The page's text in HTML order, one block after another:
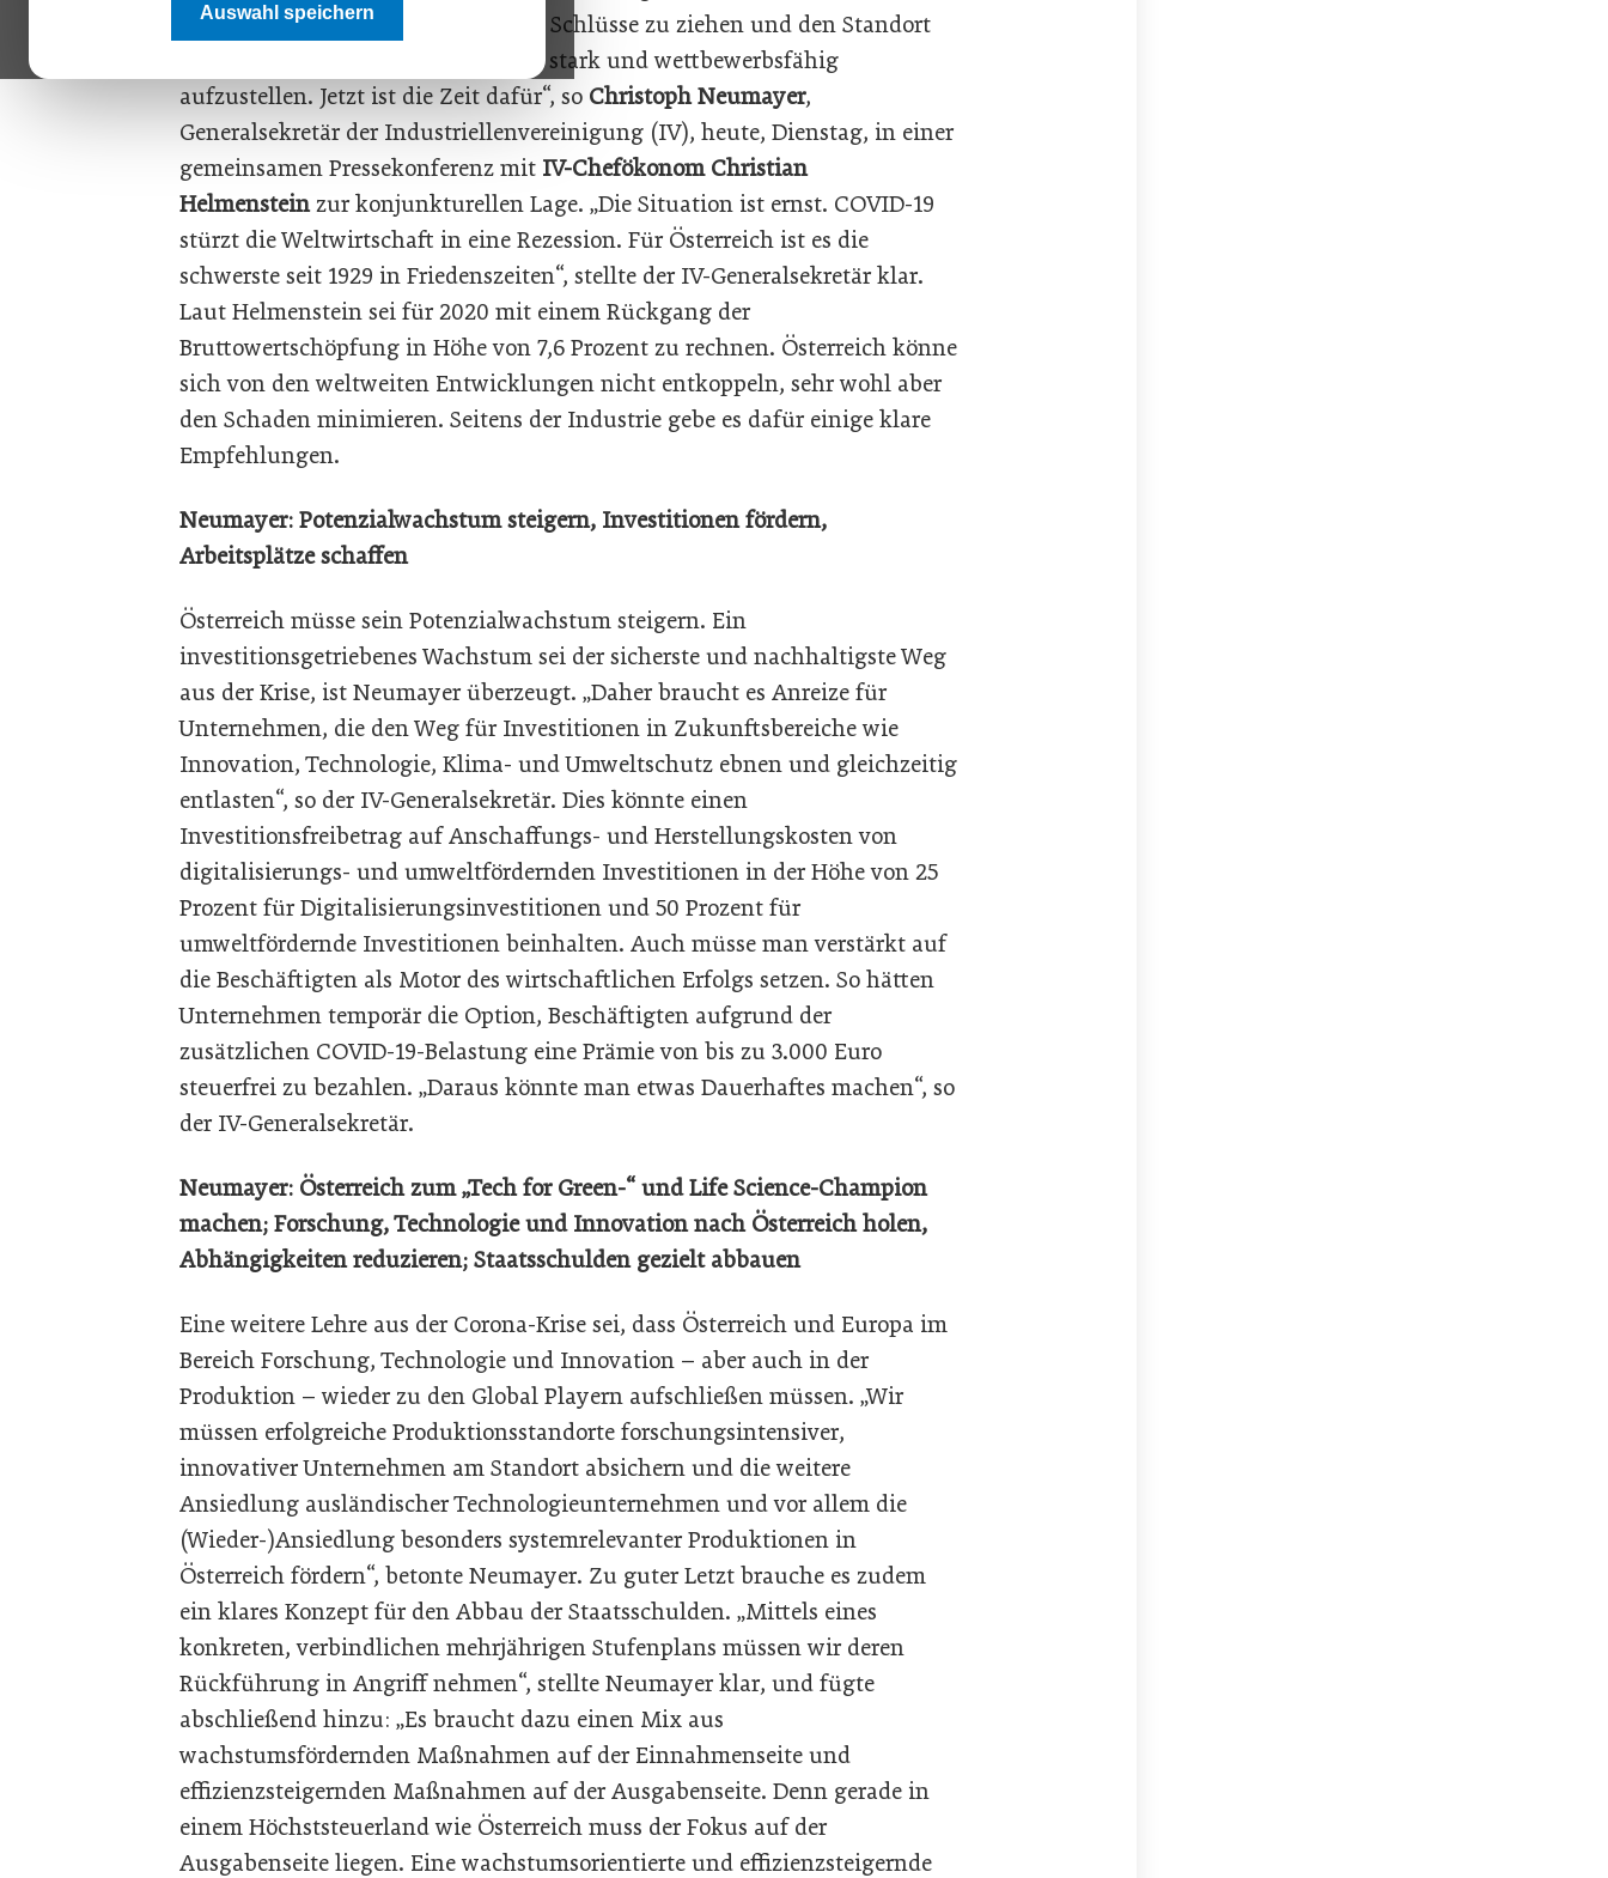
Auswahl speichern
Chance begreifen, um die richtigen Schlüsse zu ziehen und den Standort
Österreich für die Zeit nach Corona stark und wettbewerbsfähig
aufzustellen. Jetzt ist die Zeit dafür“, so Christoph Neumayer,
Generalsekretär der Industriellenvereinigung (IV), heute, Dienstag, in einer
gemeinsamen Pressekonferenz mit IV-Chefökonom Christian
Helmensteinzur konjunkturellen Lage. „Die Situation ist ernst. COVID-19
stürzt die Weltwirtschaft in eine Rezession. Für Österreich ist es die
schwerste seit 1929 in Friedenszeiten“, stellte der IV-Generalsekretär klar.
Laut Helmenstein sei für 2020 mit einem Rückgang der
Bruttowertschöpfung in Höhe von 7,6 Prozent zu rechnen. Österreich könne
sich von den weltweiten Entwicklungen nicht entkoppeln, sehr wohl aber
den Schaden minimieren. Seitens der Industrie gebe es dafür einige klare
Empfehlungen.
Neumayer: Potenzialwachstum steigern, Investitionen fördern,
Arbeitsplätze schaffen
Österreich müsse sein Potenzialwachstum steigern. Ein
investitionsgetriebenes Wachstum sei der sicherste und nachhaltigste Weg
aus der Krise, ist Neumayer überzeugt. „Daher braucht es Anreize für
Unternehmen, die den Weg für Investitionen in Zukunftsbereiche wie
Innovation, Technologie, Klima- und Umweltschutz ebnen und gleichzeitig
entlasten“, so der IV-Generalsekretär. Dies könnte einen
Investitionsfreibetrag auf Anschaffungs- und Herstellungskosten von
digitalisierungs- und umweltfördernden Investitionen in der Höhe von 25
Prozent für Digitalisierungsinvestitionen und 50 Prozent für
umweltfördernde Investitionen beinhalten. Auch müsse man verstärkt auf
die Beschäftigten als Motor des wirtschaftlichen Erfolgs setzen. So hätten
Unternehmen temporär die Option, Beschäftigten aufgrund der
zusätzlichen COVID-19-Belastung eine Prämie von bis zu 3.000 Euro
steuerfrei zu bezahlen. „Daraus könnte man etwas Dauerhaftes machen“, so
der IV-Generalsekretär.
Neumayer: Österreich zum „Tech for Green-“ und Life Science-Champion
machen; Forschung, Technologie und Innovation nach Österreich holen,
Abhängigkeiten reduzieren; Staatsschulden gezielt abbauen
Eine weitere Lehre aus der Corona-Krise sei, dass Österreich und Europa im
Bereich Forschung, Technologie und Innovation – aber auch in der
Produktion – wieder zu den Global Playern aufschließen müssen. „Wir
müssen erfolgreiche Produktionsstandorte forschungsintensiver,
innovativer Unternehmen am Standort absichern und die weitere
Ansiedlung ausländischer Technologieunternehmen und vor allem die
(Wieder-)Ansiedlung besonders systemrelevanter Produktionen in
Österreich fördern“, betonte Neumayer. Zu guter Letzt brauche es zudem
ein klares Konzept für den Abbau der Staatsschulden. „Mittels eines
konkreten, verbindlichen mehrjährigen Stufenplans müssen wir deren
Rückführung in Angriff nehmen“, stellte Neumayer klar, und fügte
abschließend hinzu: „Es braucht dazu einen Mix aus
wachstumsfördernden Maßnahmen auf der Einnahmenseite und
effizienzsteigernden Maßnahmen auf der Ausgabenseite. Denn gerade in
einem Höchststeuerland wie Österreich muss der Fokus auf der
Ausgabenseite liegen. Eine wachstumsorientierte und effizienzsteigernde